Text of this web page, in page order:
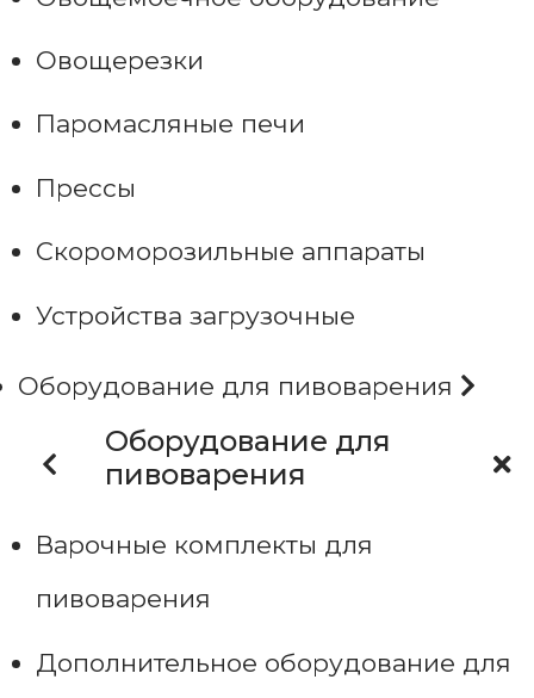
Овощерезки
Паромасляные печи
Прессы
Скороморозильные аппараты
Устройства загрузочные
Оборудование для пивоварения
Оборудование для
пивоварения
Варочные комплекты для
пивоварения
Дополнительное оборудование для